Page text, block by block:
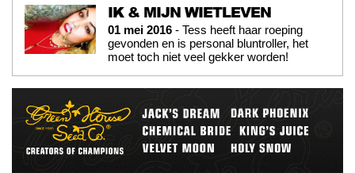
IK & MIJN WIETLEVEN
01 mei 2016 - Tess heeft haar roeping
gevonden en is personal bluntroller, het
moet toch niet veel gekker worden!